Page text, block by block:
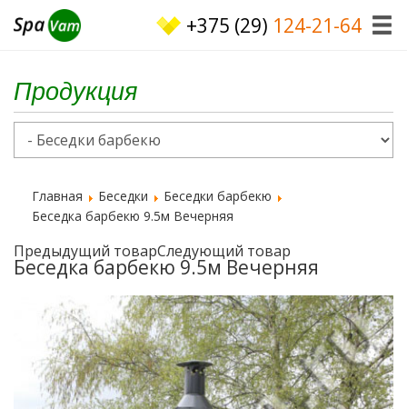
+375 (29) 124-21-64
Продукция
Главная Беседки
Беседки барбекю
Беседка барбекю 9.5м Вечерняя
Предыдущий товарСледующий товар
Беседка барбекю 9.5м Вечерняя